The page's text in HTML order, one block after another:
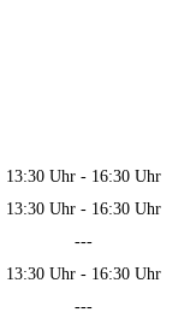
13:30 Uhr - 16:30 Uhr
13:30 Uhr - 16:30 Uhr
---
13:30 Uhr - 16:30 Uhr
---